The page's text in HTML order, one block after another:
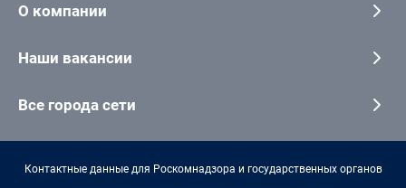
О компании
Наши вакансии
Все города сети
Контактные данные для Роскомнадзора и государственных органов